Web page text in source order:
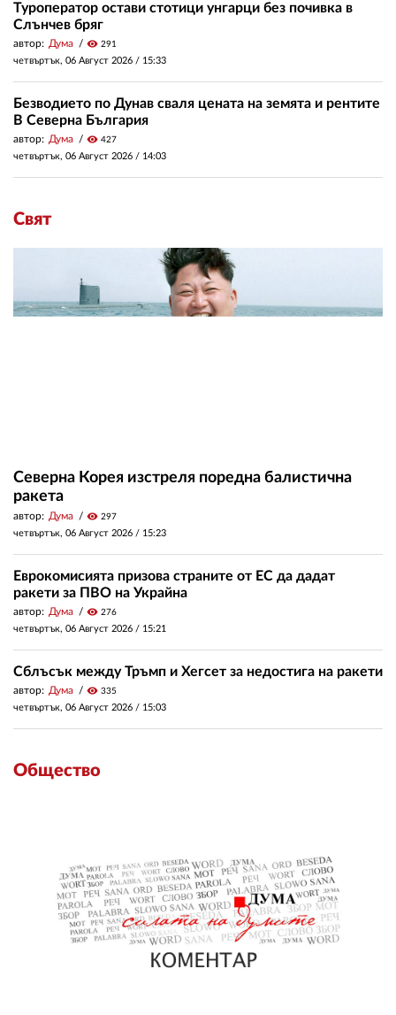
Туроператор остави стотици унгарци без почивка в
Слънчев бряг
автор: Дума visibility 291
четвъртък, 06 Август 2026 / 15:33
Безводието по Дунав сваля цената на земята и рентите
В Северна България
автор: Дума visibility 427
четвъртък, 06 Август 2026 / 14:03
Свят
Северна Корея изстреля поредна балистична
ракета
автор: Дума visibility 297
четвъртък, 06 Август 2026 / 15:23
Еврокомисията призова страните от ЕС да дадат
ракети за ПВО на Украйна
автор: Дума visibility 276
четвъртък, 06 Август 2026 / 15:21
Сблъсък между Тръмп и Хегсет за недостига на ракети
автор: Дума visibility 335
четвъртък, 06 Август 2026 / 15:03
Общество